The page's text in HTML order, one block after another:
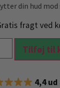
din hud
fragt ved
Tilføj til
4,4